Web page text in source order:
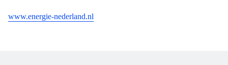
www.energie-nederland.nl